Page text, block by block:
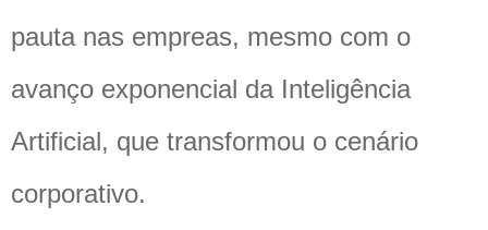
pauta nas empreas, mesmo com o
avanço exponencial da Inteligência
Artificial, que transformou o cenário
corporativo.